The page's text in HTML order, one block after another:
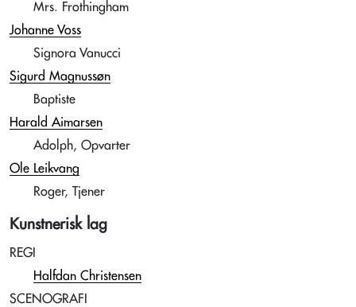
Mrs. Frothingham
Johanne Voss
Signora Vanucci
Sigurd Magnussøn
Baptiste
Harald Aimarsen
Adolph, Opvarter
Ole Leikvang
Roger, Tjener
Kunstnerisk lag
REGI
Halfdan Christensen
SCENOGRAFI